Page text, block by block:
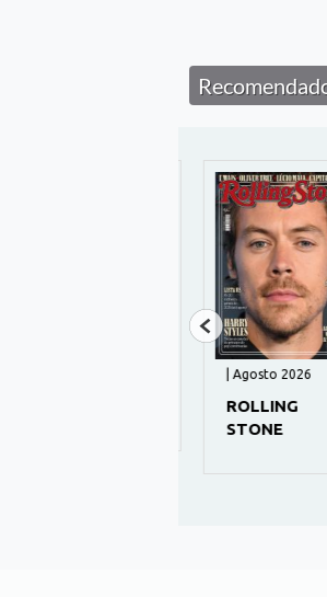
| Agosto 2026
ROLLING
STONE